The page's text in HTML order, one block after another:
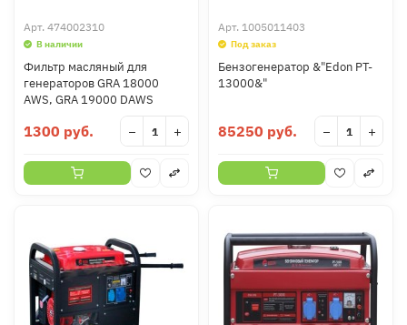
Арт. 474002310
В наличии
Фильтр масляный для
генераторов GRA 18000
AWS, GRA 19000 DAWS
1300 руб. − +
Арт. 1005011403
Под заказ
Бензогенератор &"Edon PT-
13000&"
85250 руб. − +